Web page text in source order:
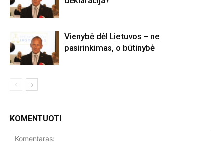
Vienybė dėl Lietuvos – ne
pasirinkimas, o būtinybė
KOMENTUOTI